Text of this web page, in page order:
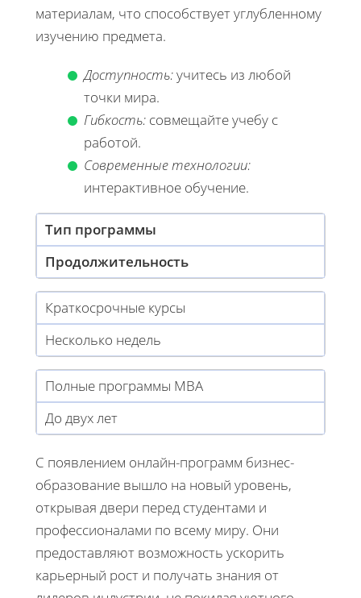
материалам, что способствует углубленному
изучению предмета.
Доступность:учитесь из любой
точки мира.
Гибкость: совмещайте учебу с
работой.
Современные технологии:
интерактивное обучение.
Тип программы
Продолжительность
Краткосрочные курсы
Несколько недель
Полные программы MBA
До двух лет
С появлением онлайн-программ бизнес-
образование вышло на новый уровень,
открывая двери перед студентами и
профессионалами по всему миру. Они
предоставляют возможность ускорить
карьерный рост и получать знания от